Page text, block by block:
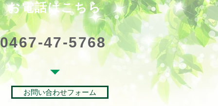
​お電話はこちら
​0467-47-5768
お問い合わせフォーム